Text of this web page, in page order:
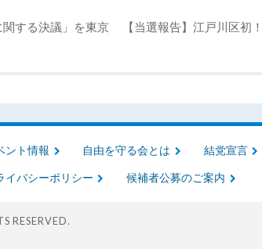
関する決議」を東京
【当選報告】江戸川区初
ント情報 自由を守る会とは 結党宣言
イバシーポリシー 候補者公募のご案内
RESERVED.